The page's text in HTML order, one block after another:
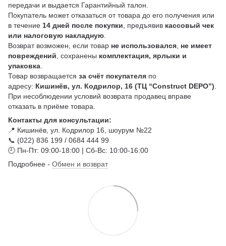
передачи и выдается Гарантийный талон.
Покупатель может отказаться от товара до его получения или
в течение 14 дней после покупки , предъявив кассовый чек
или налоговую накладную
Возврат возможен, если товар не использовался не имеет
повреждений , сохранены комплектация, ярлыки и
упаковка
Товар возвращается за счёт покупателя по
адресу: Кишинёв, ул. Кодрилор, 16 (ТЦ “Construct DEPO”)
При несоблюдении условий возврата продавец вправе
отказать в приёме товара.
Контакты для консультации:
📍 Кишинёв, ул. Кодрилор 16, шоурум №22
📞 (022) 836 199 / 0684 444 99
🕘 Пн-Пт: 09:00-18:00 | Сб-Вс: 10:00-16:00
Подробнее - Обмен и возврат